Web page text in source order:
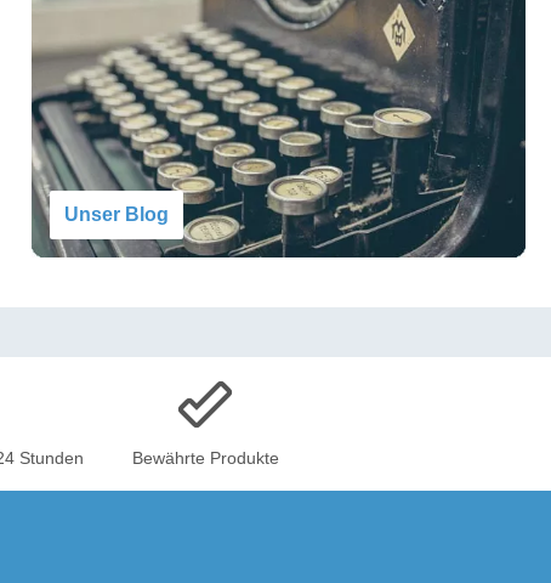
Unser Blog
Stunden Bewährte Produkte